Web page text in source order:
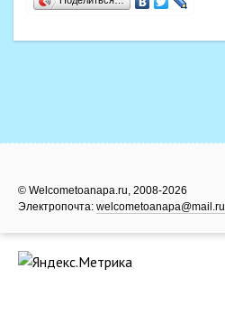
© Welcometoanapa.ru, 2008-2026
Электропочта: welcometoanapa@mail.ru